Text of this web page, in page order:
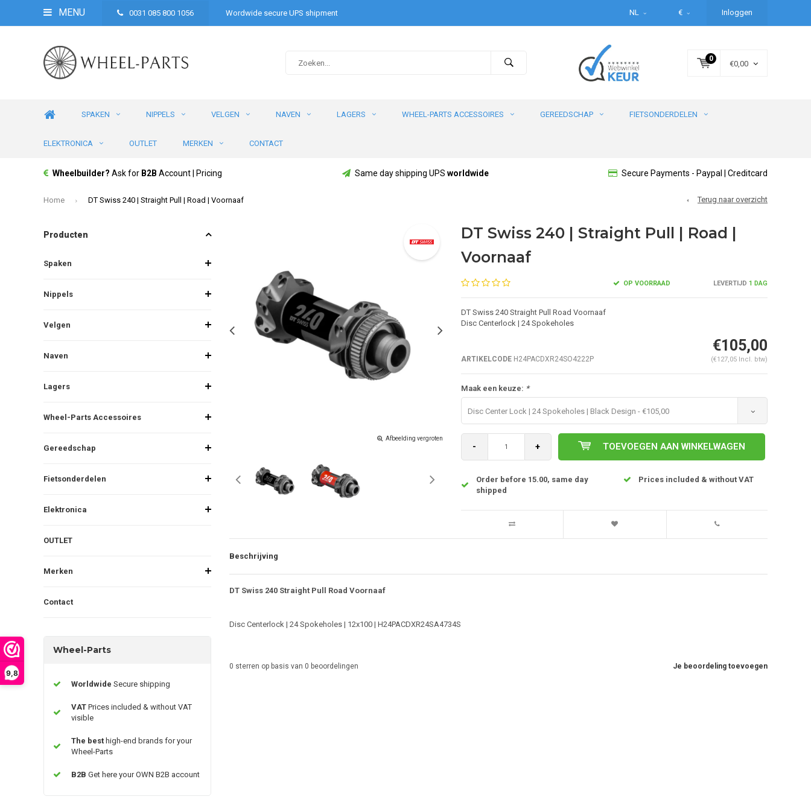
9,8
MENU 0031 085 800 1056 Wordwide secure UPS shipment NL € Inloggen
0
€0,00
SPAKEN NIPPELS VELGEN NAVEN LAGERS WHEEL-PARTS ACCESSOIRES GEREEDSCHAP FIETSONDERDELEN
ELEKTRONICA OUTLET MERKEN CONTACT
Wheelbuilder? Ask for B2B Account | Pricing Same day shipping UPS worldwide Secure Payments - Paypal | Creditcard
Home DT Swiss 240 | Straight Pull | Road | Voornaaf Terug naar overzicht
Producten
Spaken
Nippels
Velgen
Naven
Lagers
Wheel-Parts Accessoires
Gereedschap
Fietsonderdelen
Elektronica
OUTLET
Merken
Contact
Wheel-Parts
Worldwide Secure shipping
VAT Prices included & without VAT
visible
The best high-end brands for your
Wheel-Parts
B2B Get here your OWN B2B account
Afbeelding vergroten
DT Swiss 240 | Straight Pull | Road |
Voornaaf
OP VOORRAAD LEVERTIJD 1 DAG
DT Swiss 240 Straight Pull Road Voornaaf
Disc Centerlock | 24 Spokeholes
ARTIKELCODEH24PACDXR24SO4222P
€105,00
(€127,05 Incl. btw)
Maak een keuze: *
Disc Center Lock | 24 Spokeholes | Black Design - €105,00
- + TOEVOEGEN AAN WINKELWAGEN
Order before 15.00, same day
shipped
Prices included & without VAT
Beschrijving
DT Swiss 240 Straight Pull Road Voornaaf
Disc Centerlock | 24 Spokeholes | 12x100 | H24PACDXR24SA4734S
Je beoordeling toevoegen
0 sterren op basis van 0 beoordelingen